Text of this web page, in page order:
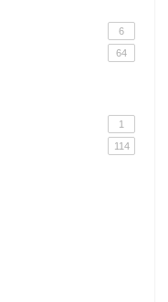
6
64
1
114